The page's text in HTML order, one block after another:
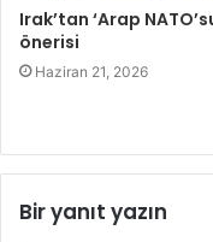
Irak’tan ‘Arap
önerisi
Haziran 21, 2026
Bir yanıt yazın